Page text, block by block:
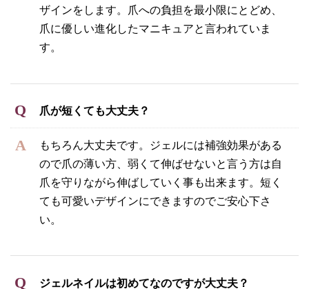
ザインをします。爪への負担を最小限にとどめ、
爪に優しい進化したマニキュアと言われていま
す。
爪が短くても大丈夫？
もちろん大丈夫です。ジェルには補強効果がある
ので爪の薄い方、弱くて伸ばせないと言う方は自
爪を守りながら伸ばしていく事も出来ます。短く
ても可愛いデザインにできますのでご安心下さ
い。
ジェルネイルは初めてなのですが大丈夫？